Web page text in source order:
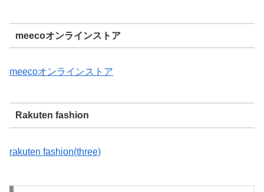
meecoオンラインストア
meecoオンラインストア
Rakuten fashion
rakuten fashion(three)